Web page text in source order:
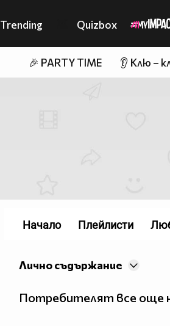
Trending Quizbox
🎉 PARTY TIME 👂 Клю –
Лично съдържание
Потребителят все още
Начало Плейлисти